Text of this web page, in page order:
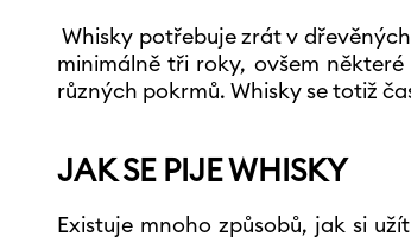
Whisky potřebuje zrát v
minimálně tři roky, ovšem
různých pokrmů. Whisky se totiž
JAK SE PIJE WHISKY
Existuje mnoho způsobů, jak si